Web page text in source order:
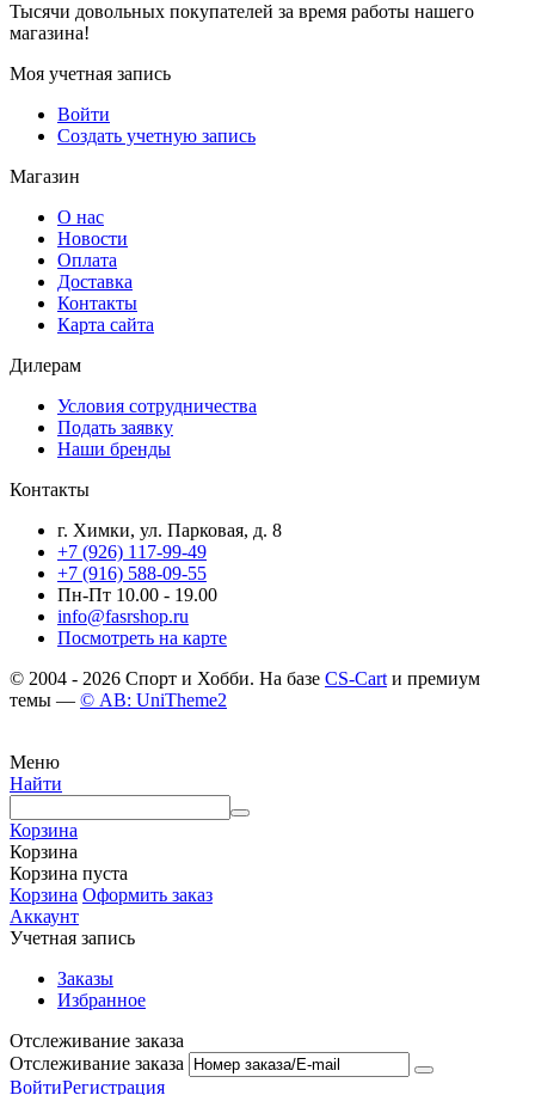
Тысячи довольных покупателей за время работы нашего
магазина!
Моя учетная запись
Войти
Создать учетную запись
Магазин
О нас
Новости
Оплата
Доставка
Контакты
Карта сайта
Дилерам
Условия сотрудничества
Подать заявку
Наши бренды
Контакты
г. Химки, ул. Парковая, д. 8
+7 (926) 117-99-49
+7 (916) 588-09-55
Пн-Пт 10.00 - 19.00
info@fasrshop.ru
Посмотреть на карте
© 2004 - 2026 Спорт и Хобби. На базе CS-Cart и премиум
темы — © AB: UniTheme2
Меню
Найти
Корзина
Корзина
Корзина пуста
Корзина Оформить заказ
Аккаунт
Учетная запись
Заказы
Избранное
Отслеживание заказа
Отслеживание заказа
ВойтиРегистрация